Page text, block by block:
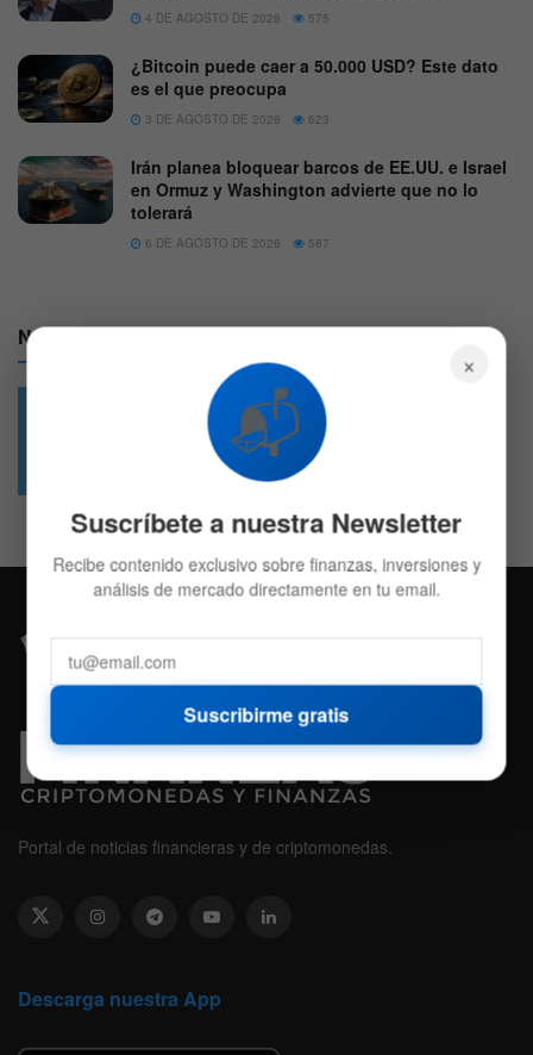
4 DE AGOSTO DE 2026 575
¿Bitcoin puede caer a 50.000 USD? Este dato
es el que preocupa
3 DE AGOSTO DE 2026 623
Irán planea bloquear barcos de EE.UU. e Israel
en Ormuz y Washington advierte que no lo
tolerará
6 DE AGOSTO DE 2026 587
Nuestras Redes:
4.7k
Followers
Portal de noticias financieras y de criptomonedas.
Descarga nuestra App
×
📬
Suscríbete a nuestra Newsletter
Recibe contenido exclusivo sobre finanzas, inversiones y
análisis de mercado directamente en tu email.
Suscribirme gratis